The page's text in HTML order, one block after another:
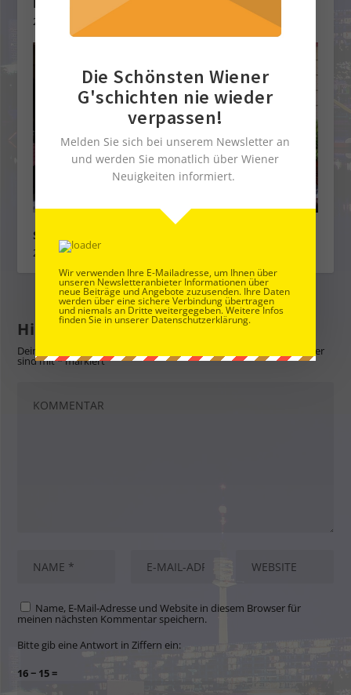
Prickelnd – Bierige Verführung bei Stiegl
29. Juli 2022
Servus in Wien & Rummo Pasta on Tour
29. September 2025
Hinterlasse eine Antwort
Deine E-Mail-Adresse wird nicht veröffentlicht. Erforderliche Felder
sind mit*markiert
Name, E-Mail-Adresse und Website in diesem Browser für
meinen nächsten Kommentar speichern.
Bitte gib eine Antwort in Ziffern ein:
16 − 15 =
Die Schönsten Wiener
G'schichten nie wieder
verpassen!
Melden Sie sich bei unserem Newsletter an
und werden Sie monatlich über Wiener
Neuigkeiten informiert.
Wir verwenden Ihre E-Mailadresse, um Ihnen über
unseren Newsletteranbieter Informationen über
neue Beiträge und Angebote zuzusenden. Ihre Daten
werden über eine sichere Verbindung übertragen
und niemals an Dritte weitergegeben. Weitere Infos
finden Sie in unserer Datenschutzerklärung.